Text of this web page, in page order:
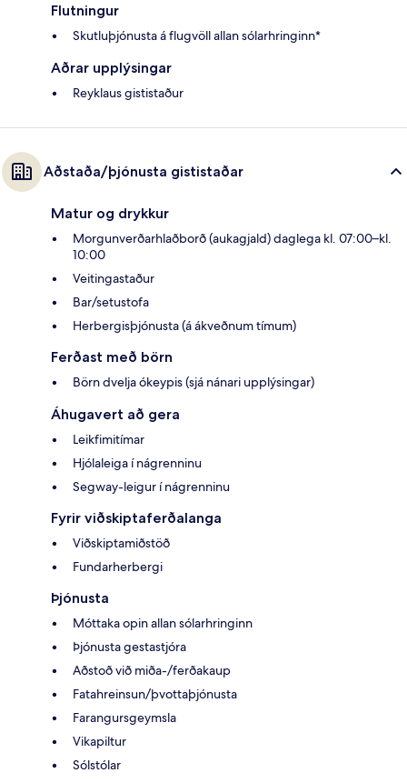
Flutningur
Skutluþjónusta á flugvöll allan sólarhringinn*
Aðrar upplýsingar
Reyklaus gististaður
Aðstaða/þjónusta gististaðar
Matur og drykkur
Morgunverðarhlaðborð (aukagjald) daglega kl. 07:00–kl.
10:00
Veitingastaður
Bar/setustofa
Herbergisþjónusta (á ákveðnum tímum)
Ferðast með börn
Börn dvelja ókeypis (sjá nánari upplýsingar)
Áhugavert að gera
Leikfimitímar
Hjólaleiga í nágrenninu
Segway-leigur í nágrenninu
Fyrir viðskiptaferðalanga
Viðskiptamiðstöð
Fundarherbergi
Þjónusta
Móttaka opin allan sólarhringinn
Þjónusta gestastjóra
Aðstoð við miða-/ferðakaup
Fatahreinsun/þvottaþjónusta
Farangursgeymsla
Vikapiltur
Sólstólar